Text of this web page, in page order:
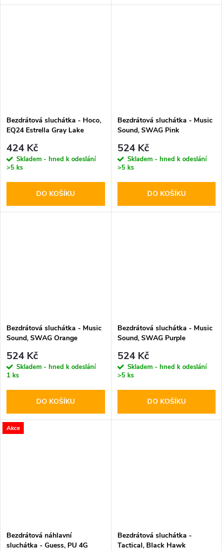
Bezdrátová sluchátka - Hoco,
EQ24 Estrella Gray Lake
424 Kč
Skladem - hned k odeslání
>5 ks
DO KOŠÍKU
Bezdrátová sluchátka - Music
Sound, SWAG Pink
524 Kč
Skladem - hned k odeslání
>5 ks
DO KOŠÍKU
Bezdrátová sluchátka - Music
Sound, SWAG Orange
524 Kč
Skladem - hned k odeslání
1 ks
DO KOŠÍKU
Bezdrátová sluchátka - Music
Sound, SWAG Purple
524 Kč
Skladem - hned k odeslání
>5 ks
DO KOŠÍKU
Akce
Bezdrátová náhlavní
sluchátka - Guess, PU 4G
Bezdrátová sluchátka -
Tactical, Black Hawk